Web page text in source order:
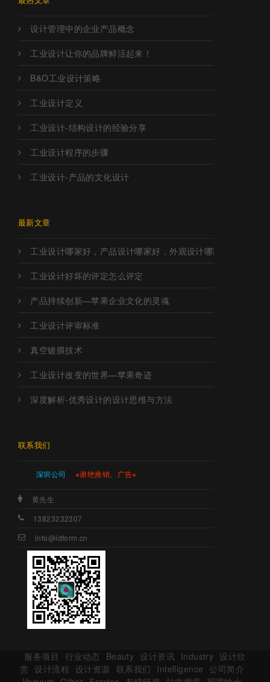
设计管理中的企业产品概念
工业设计让你的品牌鲜活起来！
B&O工业设计策略
工业设计定义
工业设计-结构设计的经验分享
工业设计程序的步骤
工业设计-产品的文化设计
最新文章
工业设计哪家好，产品设计哪家好，外观设计哪家好，工业设
工业设计好坏的评定怎么评定
产品持续创新—苹果企业文化的灵魂
工业设计评审标准
真空镀膜技术
工业设计改变的世界—苹果奇迹
深度解析-优秀设计的设计思维与方法
联系我们
深圳公司 ※谢绝推销、广告※
黄先生
13823232307
info@idform.cn
服务项目 行业动态 Beauty 设计资讯 Industry 设计欣
赏 设计流程 设计资源 联系我们 Intelligence 公司简介